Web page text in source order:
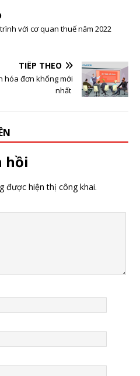
với cơ quan thuế năm 2022
TIẾP THEO
hóa đơn khống mới
nhất
hồi
được hiện thị công khai.